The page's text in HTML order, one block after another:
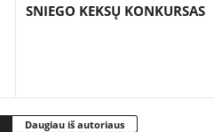
SNIEGO KEKSŲ KONKURSAS
Daugiau iš autoriaus